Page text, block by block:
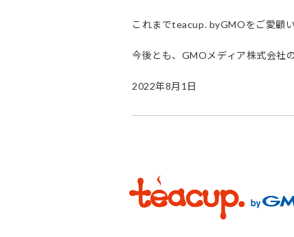
これまでteacup. byGMOをご愛顧
今後とも、GMOメディア株式会社
2022年8月1日